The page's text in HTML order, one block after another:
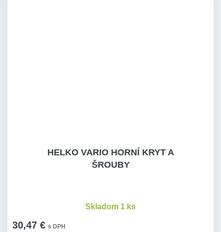
HELKO VARIO HORNÍ KRYT A
ŠROUBY
30,47 € s DPH
Skladom 1 ks